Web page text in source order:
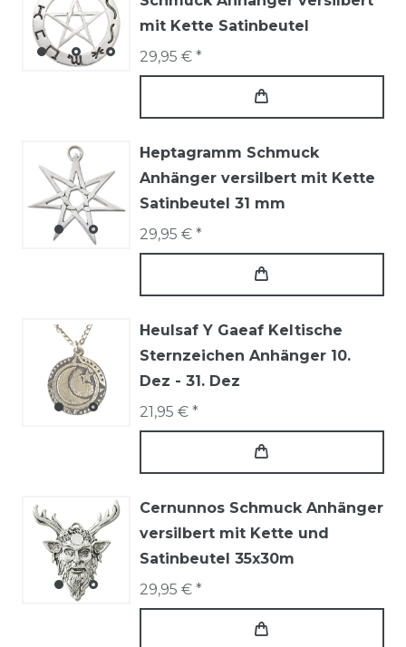
mit Kette Satinbeutel
29,95 € *
Heptagramm Schmuck
Anhänger versilbert mit Kette
Satinbeutel 31 mm
29,95 € *
Heulsaf Y Gaeaf Keltische
Sternzeichen Anhänger 10.
Dez - 31. Dez
21,95 € *
Cernunnos Schmuck Anhänger
versilbert mit Kette und
Satinbeutel 35x30m
29,95 € *